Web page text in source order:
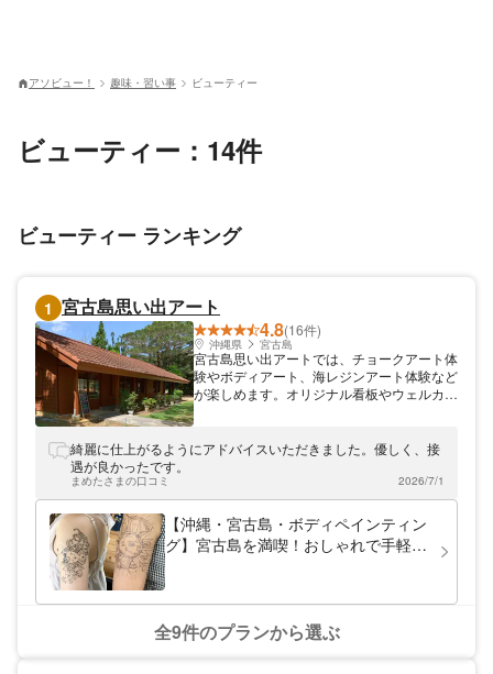
アソビュー！ 趣味・習い事 ビューティー
ビューティー：14件
ビューティー ランキング
1 宮古島思い出アート
4.8(16件)
沖縄県 宮古島
宮古島思い出アートでは、チョークアート体
験やボディアート、海レジンアート体験など
が楽しめます。オリジナル看板やウェルカム
月にオープンしたお店です。2021年に宮古
をオープンいたしました！宮古島の思い出
を、チョークアート作品や海レジンアートな
どに閉じ込めてみませんか？雨の日のアクテ
ィビティにもぴったりです！みなさまのお越
しをお待ちしております。
綺麗に仕上がるようにアドバイスいただきました。優しく、接
遇が良かったです。
まめたさまの口コミ 2026/7/1
【沖縄・宮古島・ボディペインティン
グ】宮古島を満喫！おしゃれで手軽な
全9件のプランから選ぶ